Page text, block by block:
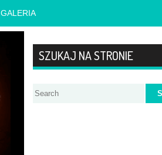
GALERIA
SZUKAJ NA STRONIE